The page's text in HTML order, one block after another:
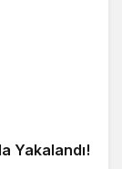
Yakalandı!